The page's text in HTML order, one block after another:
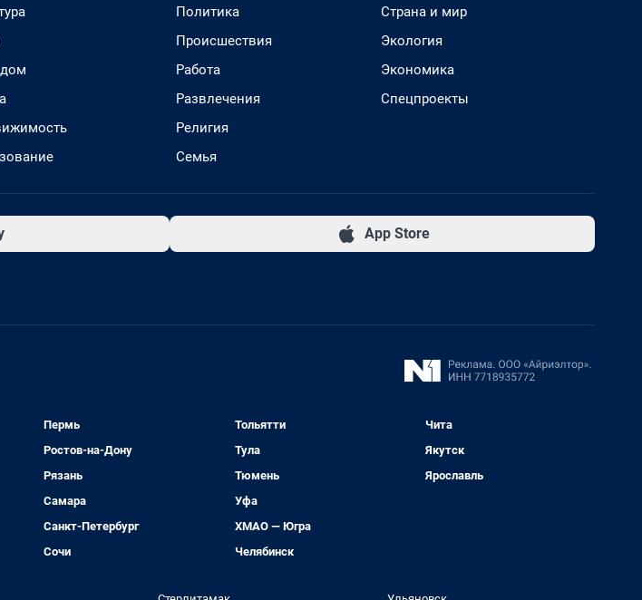
Политика
Происшествия
Работа
Развлечения
Религия
Семья
Страна и мир
Экология
Экономика
Спецпроекты
App Store
Пермь
Ростов-на-Дону
Рязань
Самара
Санкт-Петербург
Сочи
Тольятти
Тула
Тюмень
Уфа
ХМАО — Югра
Челябинск
Чита
Якутск
Ярославль